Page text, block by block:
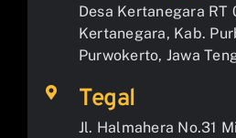
Desa Kertanegara RT
Kertanegara, Kab.
Purwokerto, Jawa
Tegal
Jl. Halmahera No.31